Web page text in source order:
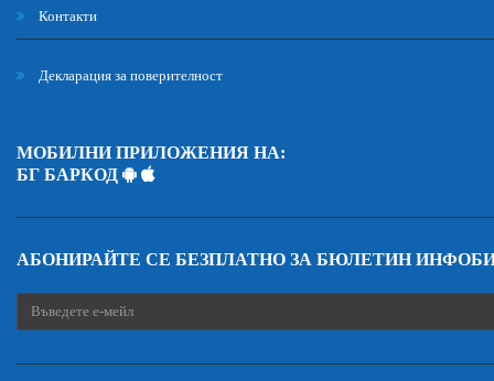
Контакти
Декларация за поверителност
МОБИЛНИ ПРИЛОЖЕНИЯ НА:
БГ БАРКОД
АБОНИРАЙТЕ СЕ БЕЗПЛАТНО ЗА БЮЛЕТИН